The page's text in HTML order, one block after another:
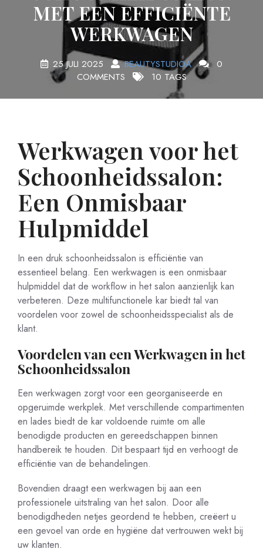
MET EEN EFFICIËNTE
WERKWAGEN
25 JULI 2025 BEAUTYSTUDIOA
0
COMMENTS
10 TAGS
Werkwagen voor het
Schoonheidssalon:
Een Onmisbaar
Hulpmiddel
In een druk schoonheidssalon is efficiëntie van
essentieel belang. Een werkwagen is een onmisbaar
hulpmiddel dat de workflow in het salon aanzienlijk kan
verbeteren. Deze multifunctionele kar biedt tal van
voordelen voor zowel de schoonheidsspecialist als de
klant.
Voordelen van een Werkwagen in het
Schoonheidssalon
Een werkwagen zorgt voor een georganiseerde en
opgeruimde werkplek. Met verschillende compartimenten
en lades biedt de kar voldoende ruimte om alle
benodigde producten en gereedschappen binnen
handbereik te houden. Dit bespaart tijd en verhoogt de
efficiëntie van de behandelingen.
Bovendien draagt een werkwagen bij aan een
professionele uitstraling van het salon. Door alle
benodigdheden netjes geordend te hebben, creëert u
een gevoel van orde en hygiëne dat vertrouwen wekt bij
uw klanten.